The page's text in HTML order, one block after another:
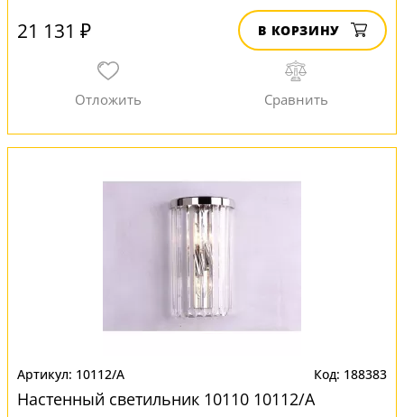
21 131 ₽ В КОРЗИНУ
10112/A 188383
Настенный светильник 10110 10112/A